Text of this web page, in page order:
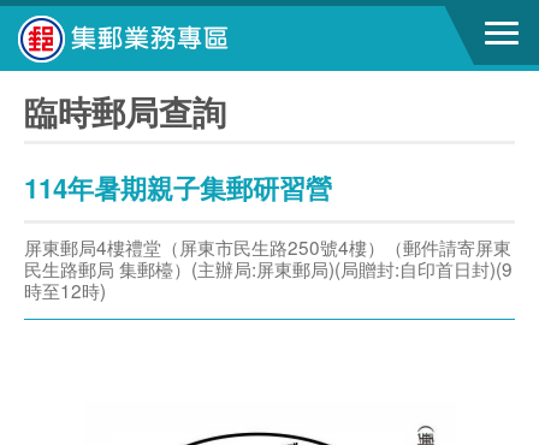
臨時郵局查詢
114年暑期親子集郵研習營
屏東郵局4樓禮堂（屏東市民生路250號4樓）（郵件請寄屏東
民生路郵局 集郵檯）(主辦局:屏東郵局)(局贈封:自印首日封)(9
時至12時)